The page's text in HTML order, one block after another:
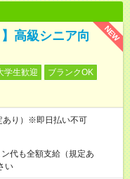
NEW
高級シニア向
学生歓迎
ブランクOK
り）※即日払い不可
代も全額支給（規定あ
い